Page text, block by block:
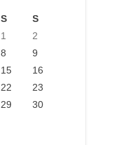
S
S
1
2
8
9
15
16
22
23
29
30